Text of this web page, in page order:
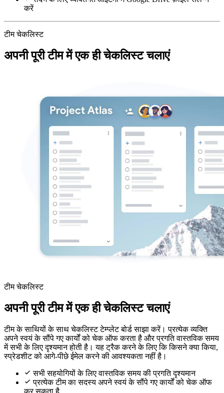
करें
टीम चेकलिस्ट
अपनी पूरी टीम में एक ही चेकलिस्ट चलाएं
टीम चेकलिस्ट
अपनी पूरी टीम में एक ही चेकलिस्ट चलाएं
टीम के साथियों के साथ चेकलिस्ट टेम्प्लेट बोर्ड साझा करें। प्रत्येक व्यक्ति
अपने स्वयं के सौंपे गए कार्यों को चेक ऑफ करता है और प्रगति वास्तविक समय
में सभी के लिए दृश्यमान होती है। यह ट्रैक करने के लिए कि किसने क्या किया,
स्प्रेडशीट को आगे-पीछे ईमेल करने की आवश्यकता नहीं है।
सभी सहयोगियों के लिए वास्तविक समय की प्रगति दृश्यमान
प्रत्येक टीम का सदस्य अपने स्वयं के सौंपे गए कार्यों को चेक ऑफ
कर सकता है